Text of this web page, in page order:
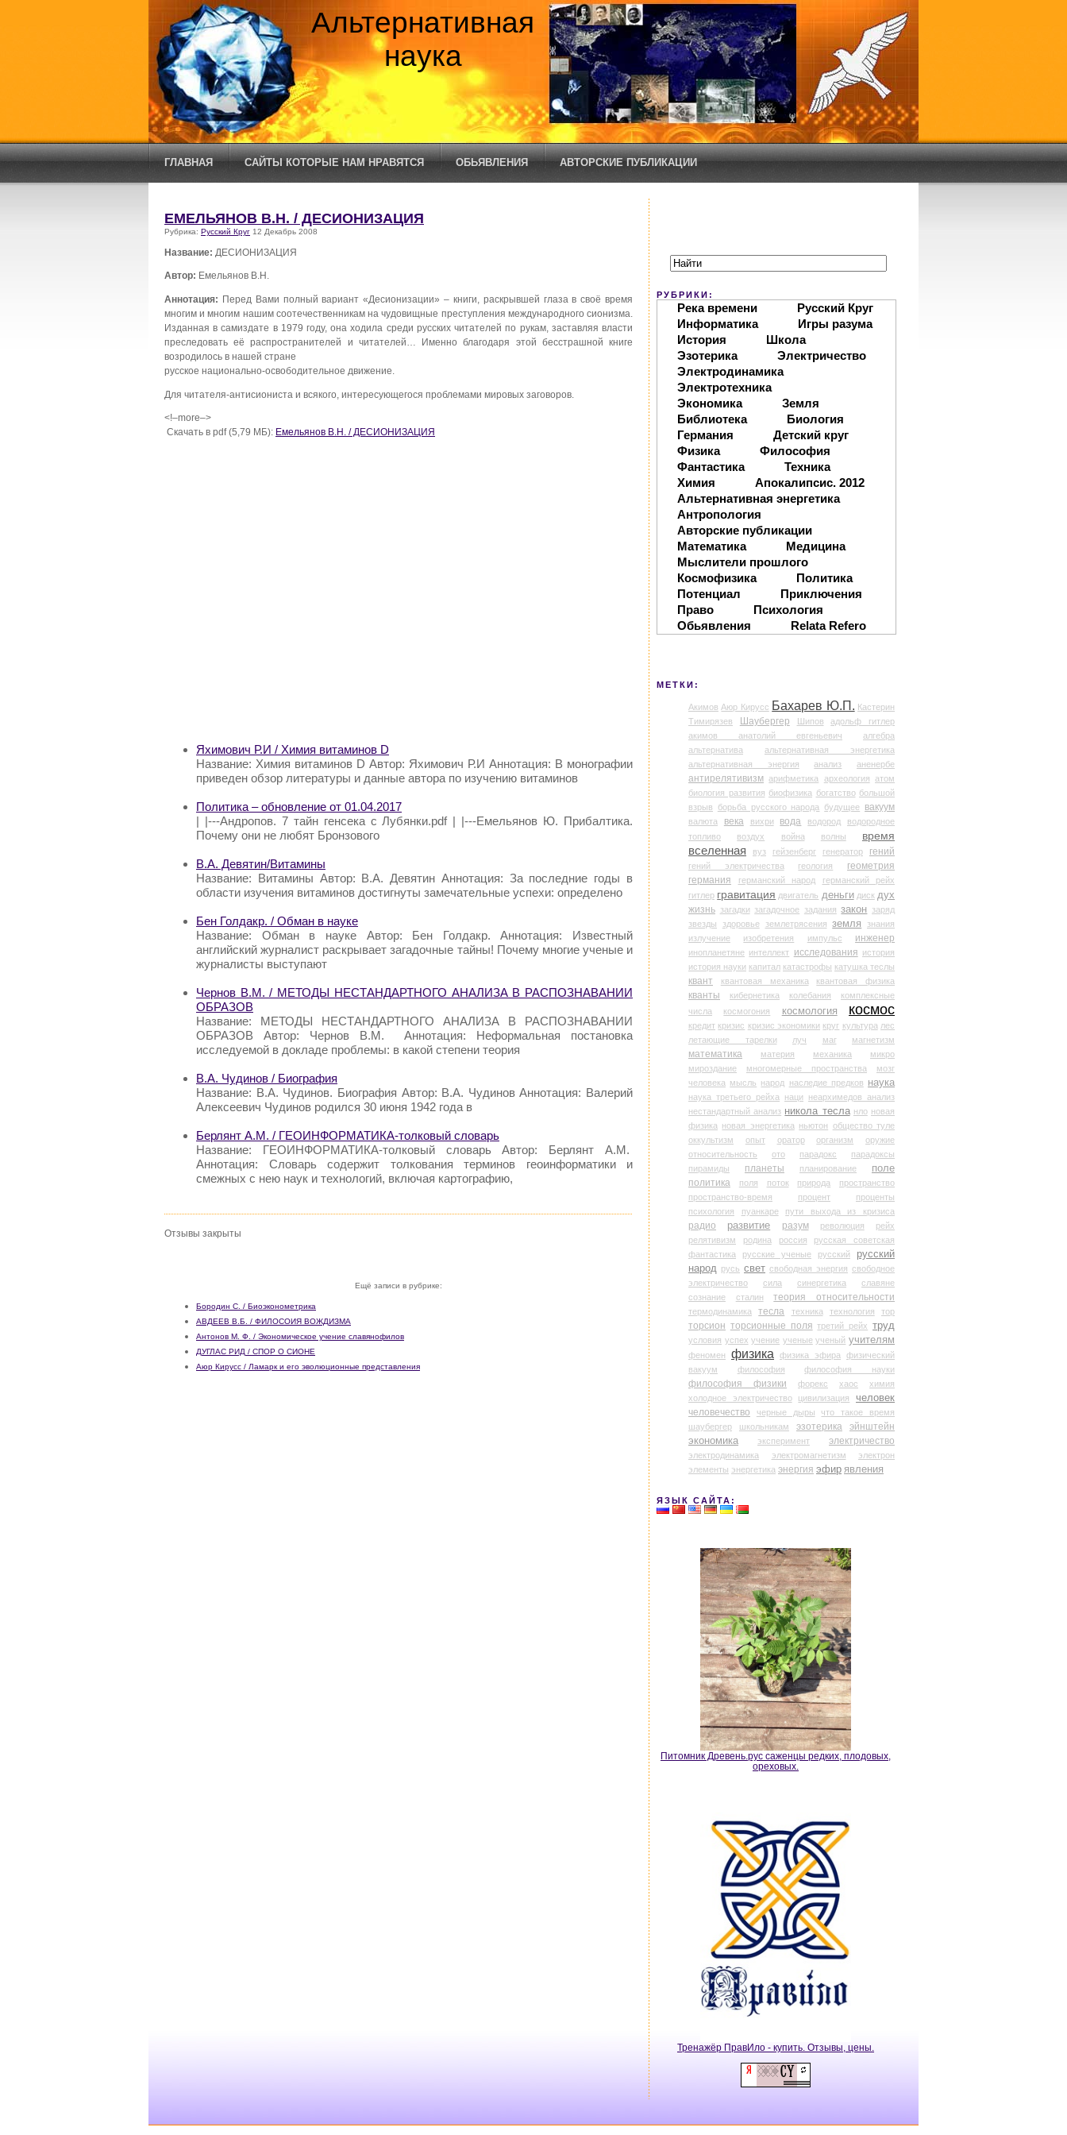
Альтернативная
наука
ГЛАВНАЯ САЙТЫ КОТОРЫЕ НАМ НРАВЯТСЯ ОБЬЯВЛЕНИЯ АВТОРСКИЕ ПУБЛИКАЦИИ
ЕМЕЛЬЯНОВ В.Н. / ДЕСИОНИЗАЦИЯ
Рубрика: Русский Круг 12 Декабрь 2008
Название: ДЕСИОНИЗАЦИЯ
Автор: Емельянов В.Н.
Аннотация: Перед Вами полный вариант «Десионизации» – книги, раскрывшей глаза в своё время
многим и многим нашим соотечественникам на чудовищные преступления международного сионизма.
Изданная в самиздате в 1979 году, она ходила среди русских читателей по рукам, заставляя власти
преследовать её распространителей и читателей… Именно благодаря этой бесстрашной книге
возродилось в нашей стране
русское национально-освободительное движение.
Для читателя-антисиониста и всякого, интересующегося проблемами мировых заговоров.
<!–more–>
Скачать в pdf (5,79 МБ): Емельянов В.Н. / ДЕСИОНИЗАЦИЯ
Яхимович Р.И / Химия витаминов D
Название: Химия витаминов D Автор: Яхимович Р.И Аннотация: В монографии
приведен обзор литературы и данные автора по изучению витаминов
Политика – обновление от 01.04.2017
| |---Андропов. 7 тайн генсека с Лубянки.pdf | |---Емельянов Ю. Прибалтика.
Почему они не любят Бронзового
В.А. Девятин/Витамины
Название: Витамины Автор: В.А. Девятин Аннотация: За последние годы в
области изучения витаминов достигнуты замечательные успехи: определено
Бен Голдакр. / Обман в науке
Название: Обман в науке Автор: Бен Голдакр. Аннотация: Известный
английский журналист раскрывает загадочные тайны! Почему многие ученые и
журналисты выступают
Чернов В.М. / МЕТОДЫ НЕСТАНДАРТНОГО АНАЛИЗА В РАСПОЗНАВАНИИ
ОБРАЗОВ
Название: МЕТОДЫ НЕСТАНДАРТНОГО АНАЛИЗА В РАСПОЗНАВАНИИ
ОБРАЗОВ Автор: Чернов В.М. Аннотация: Неформальная постановка
исследуемой в докладе проблемы: в какой степени теория
В.А. Чудинов / Биография
Название: В.А. Чудинов. Биография Автор: В.А. Чудинов Аннотация: Валерий
Алексеевич Чудинов родился 30 июня 1942 года в
Берлянт А.М. / ГЕОИНФОРМАТИКА-толковый словарь
Название: ГЕОИНФОРМАТИКА-толковый словарь Автор: Берлянт А.М.
Аннотация: Словарь содержит толкования терминов геоинформатики и
смежных с нею наук и технологий, включая картографию,
Отзывы закрыты
Ещё записи в рубрике:
Бородин С. / Биоэконометрика
АВДЕЕВ В.Б. / ФИЛОСОИЯ ВОЖДИЗМА
Антонов М. Ф. / Экономическое учение славянофилов
ДУГЛАС РИД / СПОР О СИОНЕ
Аюр Кирусс / Ламарк и его эволюционные представления
РУБРИКИ:
Река времени
Русский Круг
Информатика
Игры разума
История
Школа
Эзотерика
Электричество
Электродинамика
Электротехника
Экономика
Земля
Библиотека
Биология
Германия
Детский круг
Физика
Философия
Фантастика
Техника
Химия
Апокалипсис. 2012
Альтернативная энергетика
Антропология
Авторские публикации
Математика
Медицина
Мыслители прошлого
Космофизика
Политика
Потенциал
Приключения
Право
Психология
Обьявления
Relata Refero
МЕТКИ:
Акимов Аюр Кирусс Бахарев Ю.П. Кастерин
Тимирязев
Шаубергер Шипов
адольф гитлер
акимов анатолий евгеньевич
алгебра
альтернатива
альтернативная энергетика
альтернативная энергия
анализ аненербе
антирелятивизм арифметика археология атом
биология развития биофизика богатство большой
взрыв
борьба русского народа будущее вакуум
валюта века вихри вода водород
водородное
топливо
воздух война волны
время
вселенная
вуз гейзенберг генератор гений
гений электричества геология
геометрия
германия
германский народ
германский рейх
гитлер гравитация двигатель деньги диск дух
жизнь загадки загадочное задания закон заряд
звезды
здоровье землетрясения земля
знания
излучение
изобретения импульс инженер
инопланетяне интеллект исследования история
история науки капитал катастрофы катушка теслы
квант квантовая механика квантовая физика
кванты кибернетика колебания
комплексные
числа
космогония космология космос
кредит кризис кризис экономики круг культура лес
летающие тарелки
луч маг магнетизм
математика материя механика
микро
мироздание
многомерные пространства
мозг
человека мысль народ наследие предков наука
наука третьего рейха наци
неархимедов анализ
нестандартный анализ никола тесла нло новая
физика новая энергетика ньютон общество туле
оккультизм
опыт оратор организм
оружие
относительность
ото парадокс
парадоксы
пирамиды
планеты планирование
поле
политика
поля поток природа
пространство
пространство-время
процент
проценты
психология
пуанкаре пути выхода из кризиса
радио развитие разум революция
рейх
релятивизм
родина россия
русская советская
фантастика
русские ученые русский
русский
народ русь свет свободная энергия свободное
электричество
сила синергетика
славяне
сознание
сталин теория относительности
термодинамика тесла техника технология тор
торсион торсионные поля третий рейх труд
условия успех учение ученые ученый учителям
феномен физика физика эфира
физический
вакуум
философия философия науки
философия физики форекс хаос
химия
холодное электричество
цивилизация человек
человечество черные дыры
что такое время
шаубергер
школьникам эзотерика
эйнштейн
экономика
эксперимент электричество
электродинамика электромагнетизм
электрон
элементы энергетика энергия эфир явления
ЯЗЫК САЙТА:
Питомник Древень.рус саженцы редких, плодовых,
ореховых.
Тренажёр ПравИло - купить. Отзывы, цены.